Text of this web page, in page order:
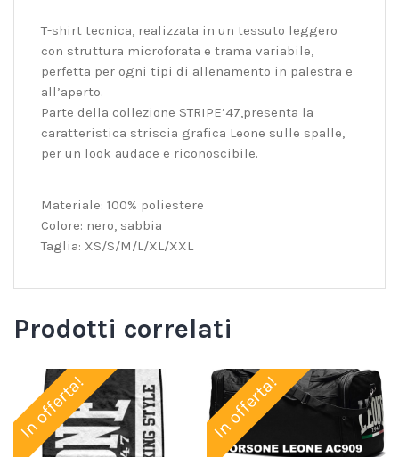
T-shirt tecnica, realizzata in un tessuto leggero
con struttura microforata e trama variabile,
perfetta per ogni tipi di allenamento in palestra e
all’aperto.
Parte della collezione STRIPE’47,presenta la
caratteristica striscia grafica Leone sulle spalle,
per un look audace e riconoscibile.
Materiale: 100% poliestere
Colore: nero, sabbia
Taglia: XS/S/M/L/XL/XXL
Prodotti correlati
In offerta! In offerta!